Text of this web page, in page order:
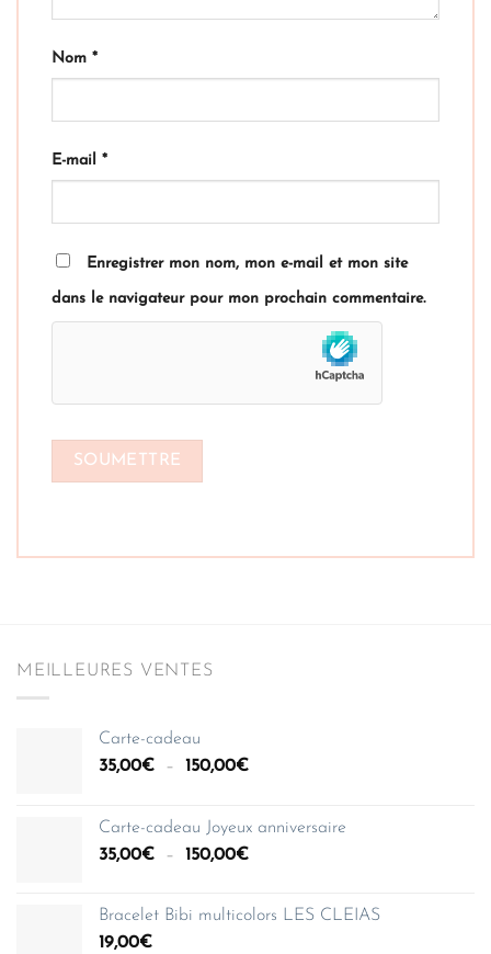
Nom *
E-mail *
Enregistrer mon nom, mon e-mail et mon site
dans le navigateur pour mon prochain commentaire.
MEILLEURES VENTES
Carte-cadeau
35,00€ – 150,00€Plage
35,00€
à
Carte-cadeau Joyeux anniversaire
35,00€ – 150,00€Plage
35,00€
Bracelet Bibi multicolors LES CLEIAS
19,00€